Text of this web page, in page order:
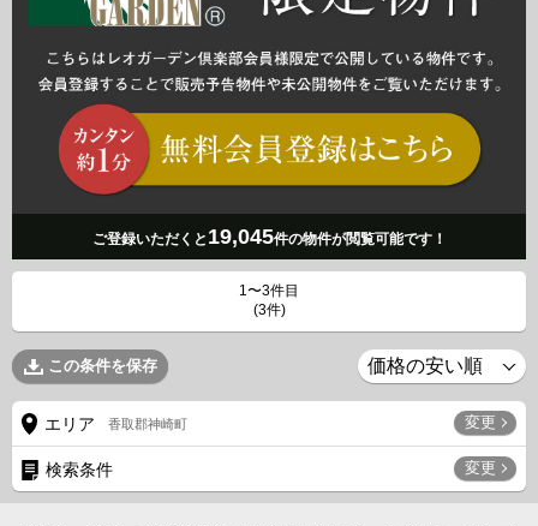
ご登録いただくと 19,045件の物件が閲覧可能です！
1〜3件目
(3件)
この条件を保存
エリア 香取郡神崎町 変更
検索条件 変更